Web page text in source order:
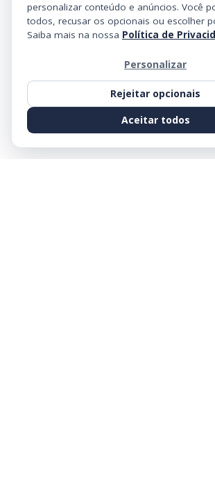
personalizar conteúdo e anúncios. Você
todos, recusar os opcionais ou escolher
Saiba mais na nossa Política de
Personalizar
Rejeitar opcionais
Aceitar todos